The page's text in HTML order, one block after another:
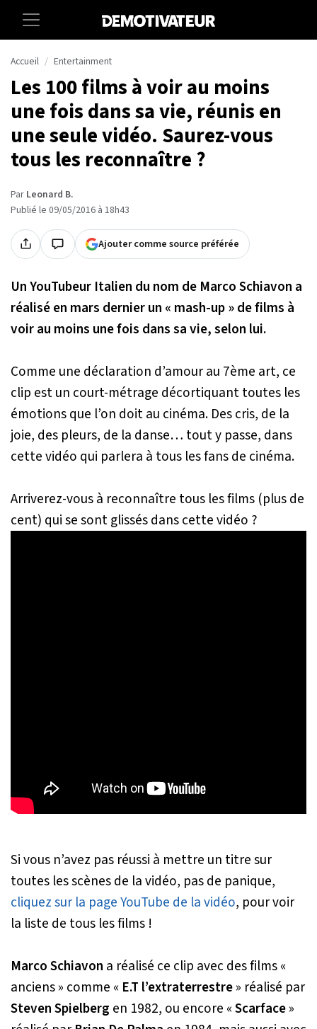
Accueil Entertainment
Les 100 films à voir au moins
une fois dans sa vie, réunis en
une seule vidéo. Saurez-vous
tous les reconnaître ?
Par Leonard B.
Publié le 09/05/2016 à 18h43
Ajouter comme source préférée
Un YouTubeur Italien du nom de Marco Schiavon a
réalisé en mars dernier un « mash-up » de films à
voir au moins une fois dans sa vie, selon lui.
Comme une déclaration d’amour au 7ème art, ce
clip est un court-métrage décortiquant toutes les
émotions que l’on doit au cinéma. Des cris, de la
joie, des pleurs, de la danse… tout y passe, dans
cette vidéo qui parlera à tous les fans de cinéma.
Arriverez-vous à reconnaître tous les films (plus de
cent) qui se sont glissés dans cette vidéo ?
Si vous n’avez pas réussi à mettre un titre sur
toutes les scènes de la vidéo, pas de panique,
cliquez sur la page YouTube de la vidéo, pour voir
la liste de tous les films !
Marco Schiavon a réalisé ce clip avec des films «
anciens » comme « E.T l’extraterrestre» réalisé par
Steven Spielberg en 1982, ou encore «Scarface»